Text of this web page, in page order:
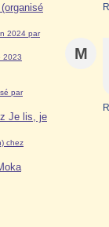
2024 par
2023
par
Je lis, je
chez
M